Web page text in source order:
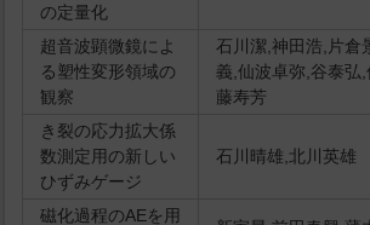
の定量化
超音波顕微鏡によ
る塑性変形領域の
観察
石川潔,神田浩,片倉
義,仙波卓弥,谷泰弘,
藤寿芳
き裂の応力拡大係
数測定用の新しい
ひずみゲージ
石川晴雄,北川英雄
磁化過程のAEを用